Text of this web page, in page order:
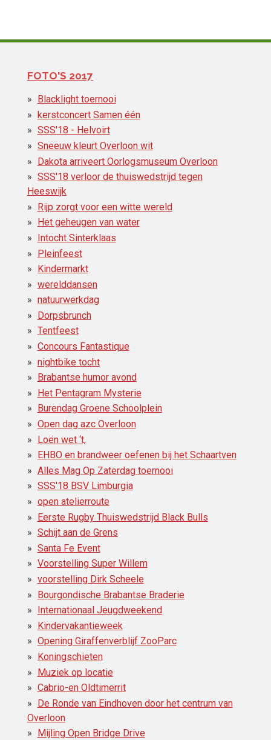
FOTO'S 2017
Blacklight toernooi
kerstconcert Samen één
SSS'18 - Helvoirt
Sneeuw kleurt Overloon wit
Dakota arriveert Oorlogsmuseum Overloon
SSS'18 verloor de thuiswedstrijd tegen
Heeswijk
Rijp zorgt voor een witte wereld
Het geheugen van water
Intocht Sinterklaas
Pleinfeest
Kindermarkt
werelddansen
natuurwerkdag
Dorpsbrunch
Tentfeest
Concours Fantastique
nightbike tocht
Brabantse humor avond
Het Pentagram Mysterie
Burendag Groene Schoolplein
Open dag azc Overloon
Loën wet ‘t,
EHBO en brandweer oefenen bij het Schaartven
Alles Mag Op Zaterdag toernooi
SSS'18 BSV Limburgia
open atelierroute
Eerste Rugby Thuiswedstrijd Black Bulls
Schijt aan de Grens
Santa Fe Event
Voorstelling Super Willem
voorstelling Dirk Scheele
Bourgondische Brabantse Braderie
Internationaal Jeugdweekend
Kindervakantieweek
Opening Giraffenverblijf ZooParc
Koningschieten
Muziek op locatie
Cabrio-en Oldtimerrit
De Ronde van Eindhoven door het centrum van
Overloon
Mijling Open Bridge Drive